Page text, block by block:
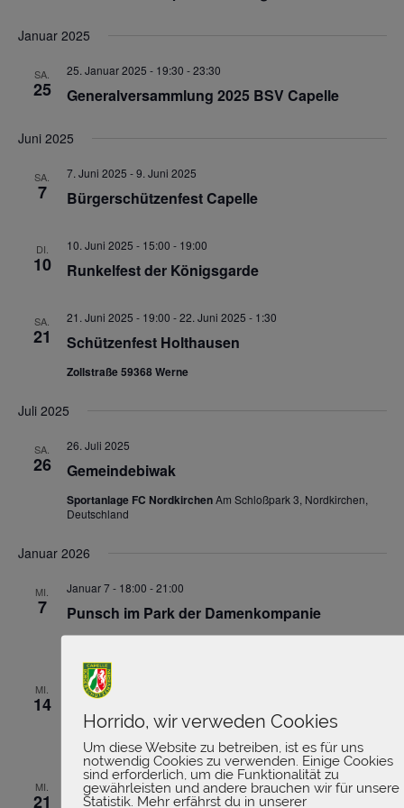
Januar 2025
SA.
25 Generalversammlung 2025 BSV Capelle
25. Januar 2025 - 19:30 -23:30
Juni 2025
SA.
7 Bürgerschützenfest Capelle
7. Juni 2025 -9. Juni 2025
DI.
10 Runkelfest der Königsgarde
10. Juni 2025 - 15:00 - 19:00
SA.
21 Schützenfest Holthausen
21. Juni 2025 - 19:00 -22. Juni 2025 - 1:30
Zollstraße 59368 Werne
Juli 2025
SA.
26 Gemeindebiwak
26. Juli 2025
Sportanlage FC NordkirchenAm Schloßpark 3, Nordkirchen,
Deutschland
Januar 2026
MI.
7 Punsch im Park der Damenkompanie
Januar 7 - 18:00 -21:00
MI.
14 Punsch im Park der Damenkompanie
Januar 14 - 18:00
Dorfpark Capelle
MI.
21
Januar 21 - 18:00-21:00
Horrido, wir verweden Cookies
Um diese Website zu betreiben, ist es für uns
notwendig Cookies zu verwenden. Einige Cookies
sind erforderlich, um die Funktionalität zu
gewährleisten und andere brauchen wir für unsere
Statistik. Mehr erfährst du in unserer